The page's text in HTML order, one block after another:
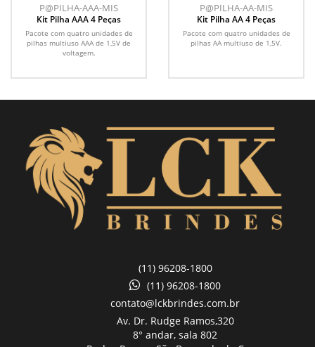
P@PILHA-AAA-MIS
Kit Pilha AAA 4 Peças
Pacote com quatro unidades de
pilhas multiuso AAA de 1,5V de
voltagem.
P@PILHA-AA-MIS
Kit Pilha AA 4 Peças
Pacote com quatro unidades de
pilhas AA multiuso de 1,5V.
(11) 96208-1800
(11) 96208-1800
contato@lckbrindes.com.br
Av. Dr. Rudge Ramos,320
8° andar, sala 802